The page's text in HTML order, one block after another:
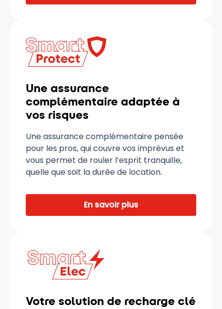
Une assurance
complémentaire adaptée à
vos risques
Une assurance complémentaire pensée
pour les pros, qui couvre vos imprévus et
vous permet de rouler l’esprit tranquille,
quelle que soit la durée de location.
En savoir plus
Votre solution de recharge clé